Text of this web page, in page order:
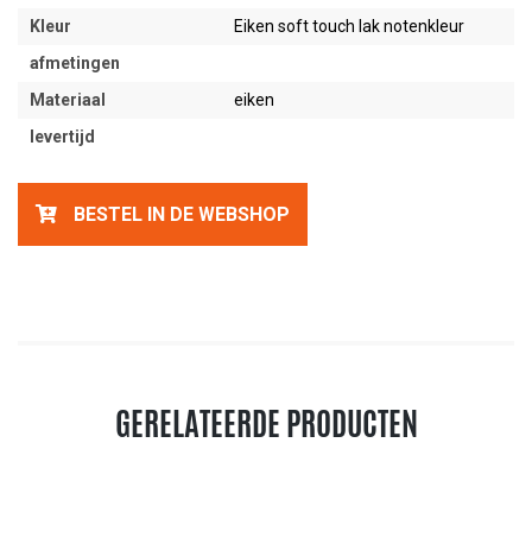
Kleur
Eiken soft touch lak notenkleur
afmetingen
Materiaal
eiken
levertijd
BESTEL IN DE WEBSHOP
GERELATEERDE PRODUCTEN